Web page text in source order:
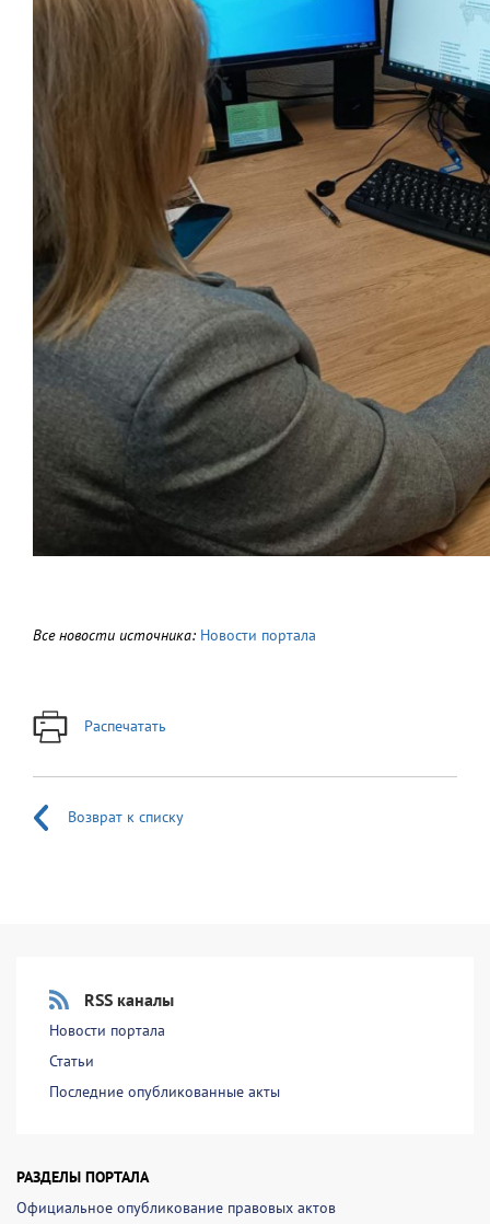
Все новости источника: Новости портала
Распечатать
Возврат к списку
RSS каналы
Новости портала
Статьи
Последние опубликованные акты
РАЗДЕЛЫ ПОРТАЛА
Официальное опубликование правовых актов